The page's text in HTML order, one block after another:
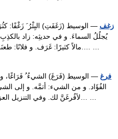
زغف — الوسيط (زَغَفَتِ) البِئْرُ َ زَغْفًا:
يُجلُلُ السماءَ. و في حديثِه: زاد
فرغ — الوسيط (فَرَغَ) الشيءُ ُ فَرَاغًا،
الفُؤَاد. و من الشيء: أتمَّه. و إلى